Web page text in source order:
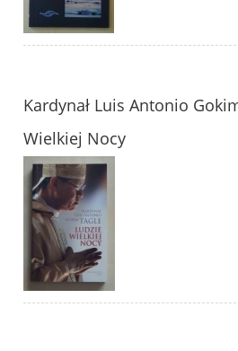
Kardynał Luis Antonio
Wielkiej Nocy